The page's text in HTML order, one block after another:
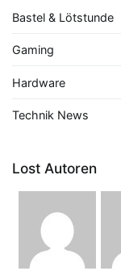
Bastel & Lötstunde
Gaming
Hardware
Technik News
Lost Autoren